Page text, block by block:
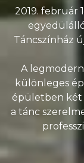
2019. február
Táncszínház
A
különleges
épületben két
a tánc